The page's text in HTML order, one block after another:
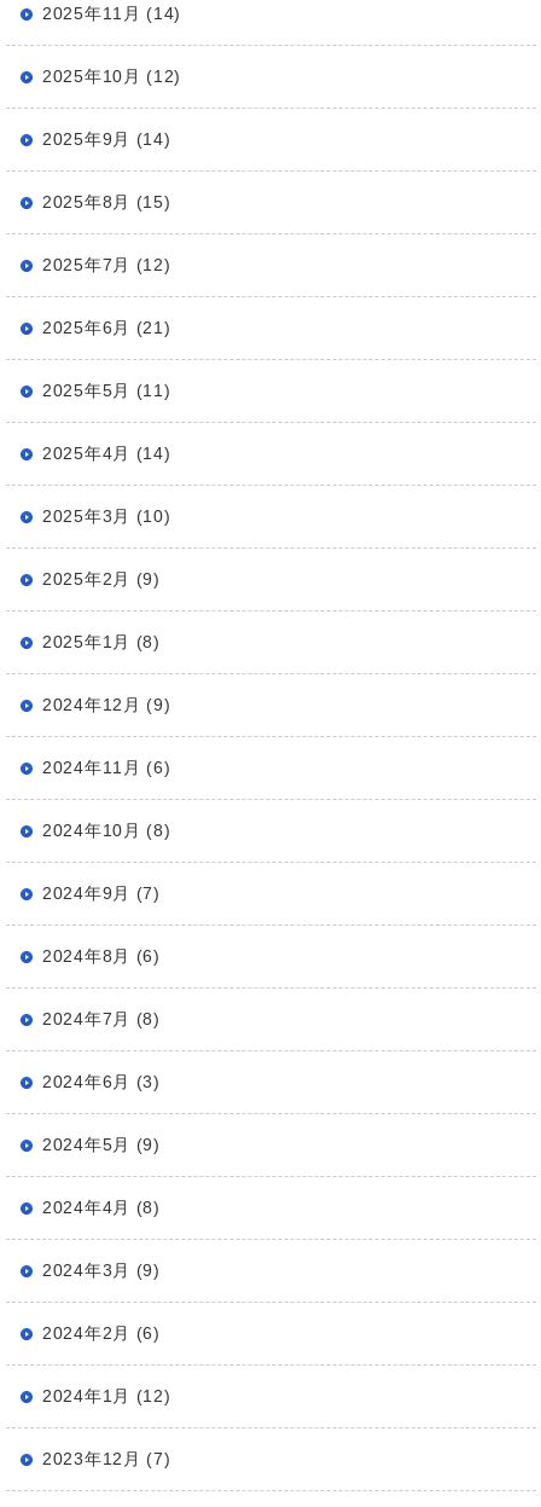
2025年11月 (14)
2025年10月 (12)
2025年9月 (14)
2025年8月 (15)
2025年7月 (12)
2025年6月 (21)
2025年5月 (11)
2025年4月 (14)
2025年3月 (10)
2025年2月 (9)
2025年1月 (8)
2024年12月 (9)
2024年11月 (6)
2024年10月 (8)
2024年9月 (7)
2024年8月 (6)
2024年7月 (8)
2024年6月 (3)
2024年5月 (9)
2024年4月 (8)
2024年3月 (9)
2024年2月 (6)
2024年1月 (12)
2023年12月 (7)